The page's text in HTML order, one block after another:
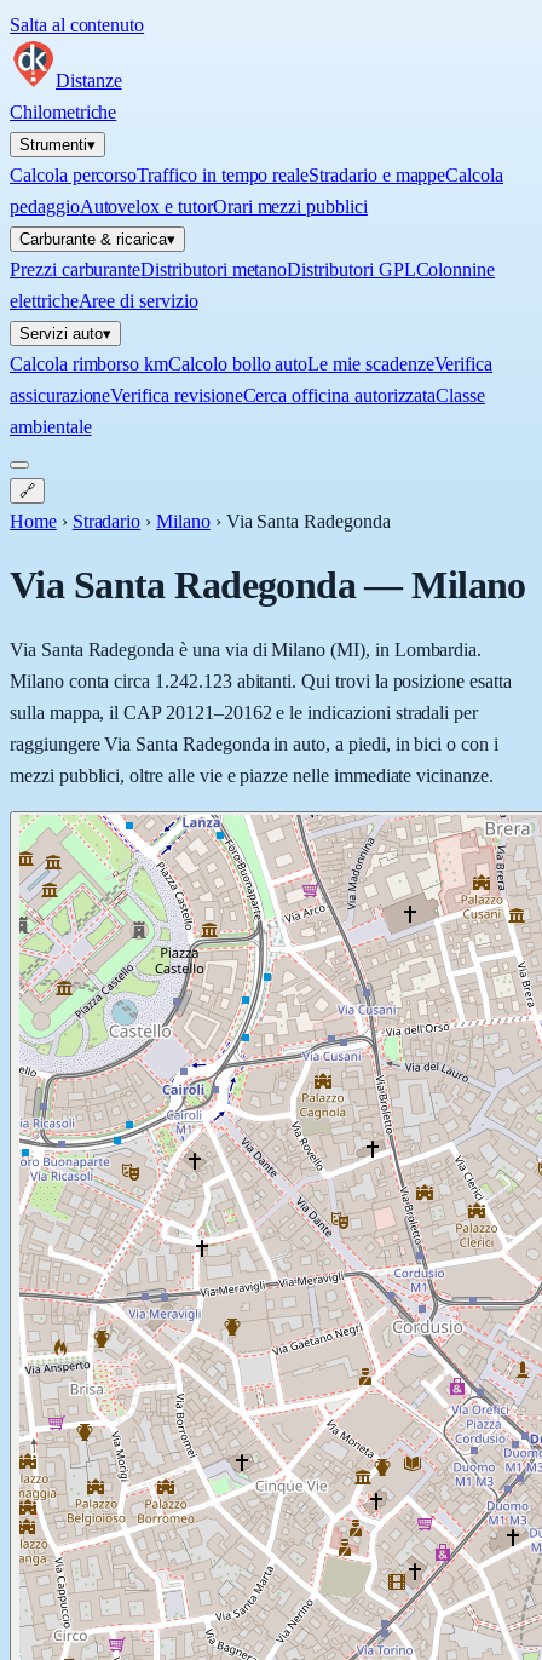
Salta al contenuto
Distanze
Chilometriche
Strumenti▾
Calcola percorsoTraffico in tempo realeStradario e mappeCalcola
pedaggioAutovelox e tutorOrari mezzi pubblici
Carburante & ricarica▾
Prezzi carburanteDistributori metanoDistributori GPLColonnine
elettricheAree di servizio
Servizi auto▾
Calcola rimborso kmCalcolo bollo autoLe mie scadenzeVerifica
assicurazioneVerifica revisioneCerca officina autorizzataClasse
ambientale
🔗
Home › Stradario › Milano › Via Santa Radegonda
Via Santa Radegonda—Milano
Via Santa Radegonda è una via di Milano (MI), in Lombardia.
Milano conta circa 1.242.123 abitanti. Qui trovi la posizione esatta
sulla mappa, il CAP 20121–20162 e le indicazioni stradali per
raggiungere Via Santa Radegonda in auto, a piedi, in bici o con i
mezzi pubblici, oltre alle vie e piazze nelle immediate vicinanze.